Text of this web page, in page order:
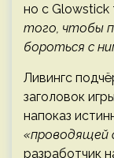
но с Glowstick
того, чтобы
бороться с
Ливингс
заголовок
напоказ
«проводящей
разработчик